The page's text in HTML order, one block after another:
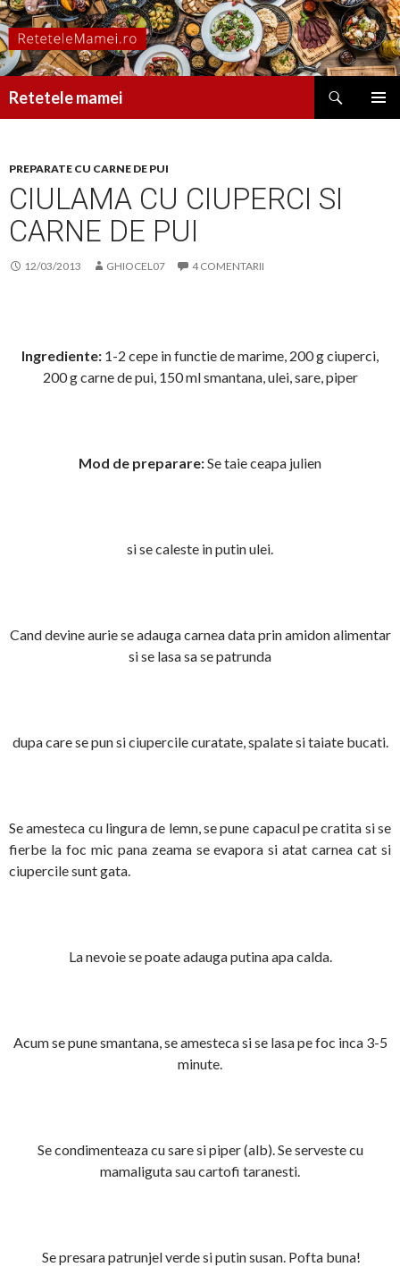
Retetele mamei
PREPARATE CU CARNE DE PUI
CIULAMA CU CIUPERCI SI
CARNE DE PUI
12/03/2013 GHIOCEL07 4 COMENTARII
Ingrediente: 1-2 cepe in functie de marime, 200 g ciuperci,
200 g carne de pui, 150 ml smantana, ulei, sare, piper
Mod de preparare:Se taie ceapa julien
si se caleste in putin ulei.
Cand devine aurie se adauga carnea data prin amidon alimentar
si se lasa sa se patrunda
dupa care se pun si ciupercile curatate, spalate si taiate bucati.
Se amesteca cu lingura de lemn, se pune capacul pe cratita si se
fierbe la foc mic pana zeama se evapora si atat carnea cat si
ciupercile sunt gata.
La nevoie se poate adauga putina apa calda.
Acum se pune smantana, se amesteca si se lasa pe foc inca 3-5
minute.
Se condimenteaza cu sare si piper (alb). Se serveste cu
mamaliguta sau cartofi taranesti.
Se presara patrunjel verde si putin susan. Pofta buna!